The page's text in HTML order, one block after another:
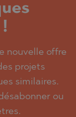
nouvelle offre
projets
similaires.
ou